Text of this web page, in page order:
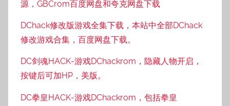
源，GBCrom百度网盘和夸克网盘下载
DChack修改版游戏全集下载，本站中全部DChack
修改游戏合集，百度网盘下载。
DC剑魂HACK-游戏DChackrom，隐藏人物开启，
按键后可加HP，美版。
DC拳皇HACK-游戏DChackrom，包括拳皇